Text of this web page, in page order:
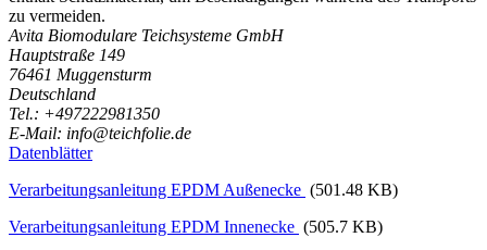
zu vermeiden.
Avita Biomodulare Teichsysteme GmbH
Hauptstraße 149
76461 Muggensturm
Deutschland
Tel.: +497222981350
E-Mail: info@teichfolie.de
Datenblätter
Verarbeitungsanleitung EPDM Außenecke (501.48 KB)
Verarbeitungsanleitung EPDM Innenecke (505.7 KB)